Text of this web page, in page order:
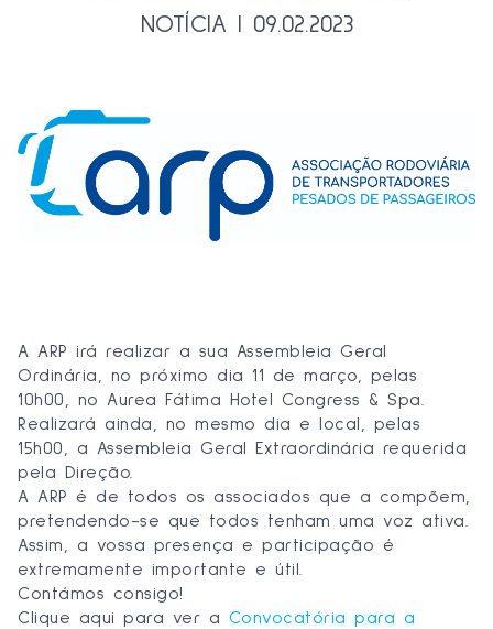
NOTÍCIA | 09.02.2023
A ARP irá realizar a sua Assembleia Geral
Ordinária, no próximo dia 11 de março, pelas
10h00, no Aurea Fátima Hotel Congress & Spa.
Realizará ainda, no mesmo dia e local, pelas
15h00, a Assembleia Geral Extraordinária requerida
pela Direção.
A ARP é de todos os associados que a compõem,
pretendendo-se que todos tenham uma voz ativa.
Assim, a vossa presença e participação é
extremamente importante e útil.
Contámos consigo!
Clique aqui para ver a Convocatória para a